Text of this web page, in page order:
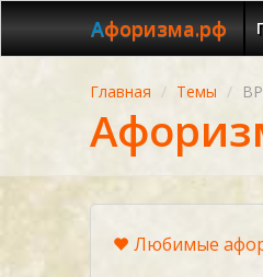
Афоризма.рф
Главная Темы
Любимые